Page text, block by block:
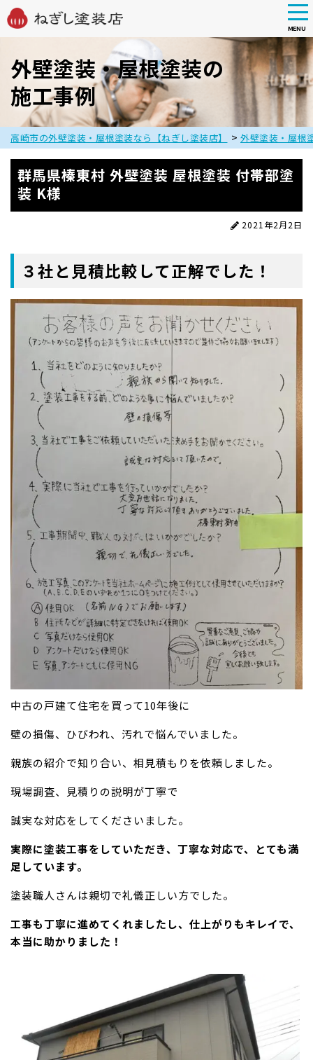
main
content
MENU
外壁塗装・屋根塗装の
施工事例
高崎市の外壁塗装・屋根塗装なら【ねぎし塗装店】 > 外壁塗装・屋根
群馬県榛東村 外壁塗装 屋根塗装 付帯部塗
装 K様
2021年2月2日
３社と見積比較して正解でした！
中古の戸建て住宅を買って10年後に
壁の損傷、ひびわれ、汚れで悩んでいました。
親族の紹介で知り合い、相見積もりを依頼しました。
現場調査、見積りの説明が丁寧で
誠実な対応をしてくださいました。
実際に塗装工事をしていただき、丁寧な対応で、とても満
足しています。
塗装職人さんは親切で礼儀正しい方でした。
工事も丁寧に進めてくれましたし、仕上がりもキレイで、
本当に助かりました！